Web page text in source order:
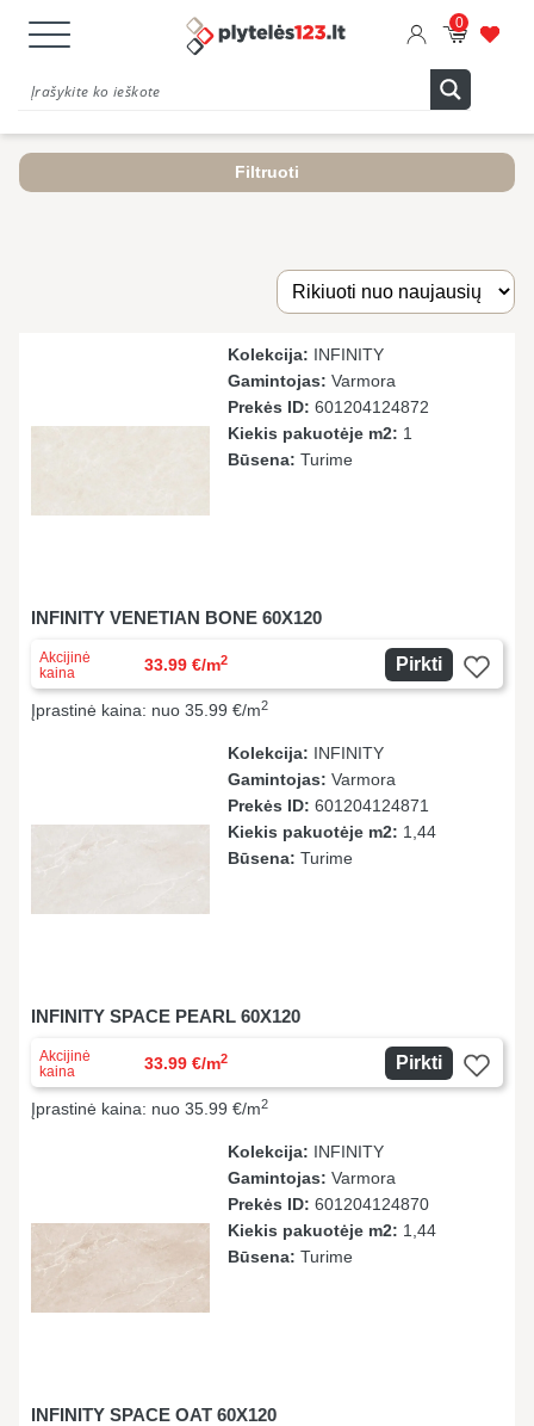
0
Filtruoti
Kolekcija: INFINITY
Gamintojas: Varmora
Prekės ID: 601204124872
Kiekis pakuotėje m2: 1
Būsena: Turime
INFINITY VENETIAN BONE 60X120
Akcijinė
kaina
33.99 €/m2 Pirkti
Įprastinė kaina: nuo 35.99 €/m2
Kolekcija: INFINITY
Gamintojas: Varmora
Prekės ID: 601204124871
Kiekis pakuotėje m2: 1,44
Būsena: Turime
INFINITY SPACE PEARL 60X120
Akcijinė
kaina
33.99 €/m2 Pirkti
Įprastinė kaina: nuo 35.99 €/m2
Kolekcija: INFINITY
Gamintojas: Varmora
Prekės ID: 601204124870
Kiekis pakuotėje m2: 1,44
Būsena: Turime
INFINITY SPACE OAT 60X120